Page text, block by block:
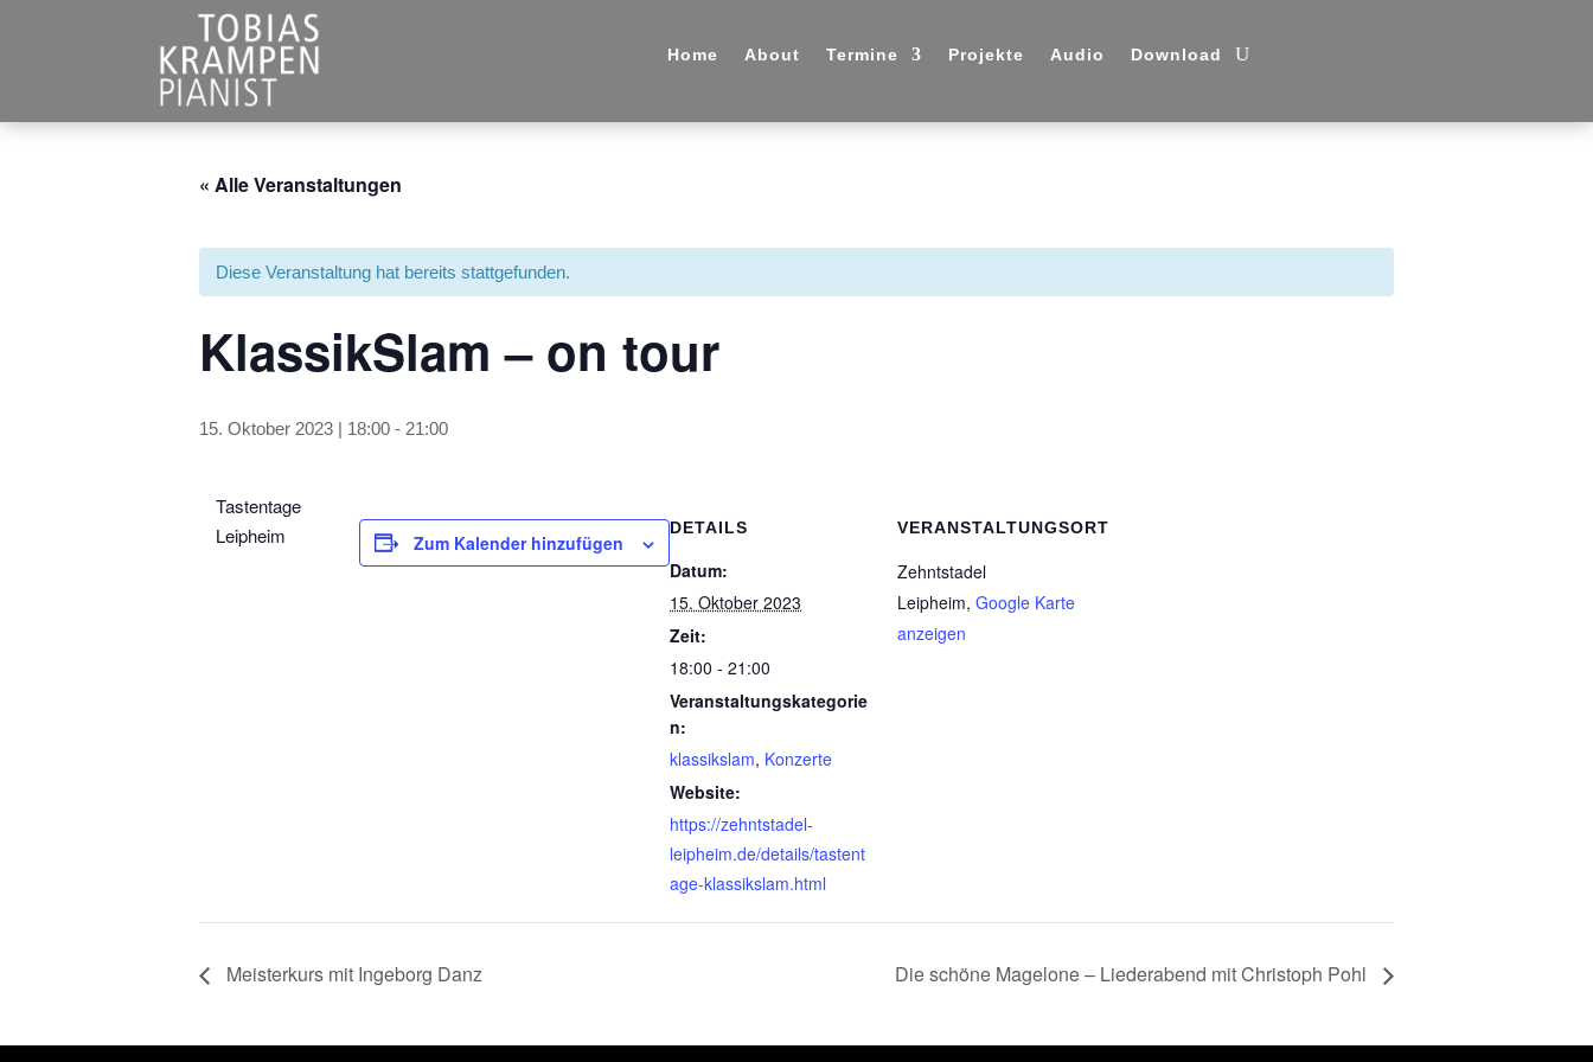
Home About Termine Projekte Audio Download
« Alle Veranstaltungen
Diese Veranstaltung hat bereits stattgefunden.
KlassikSlam – on tour
15. Oktober 2023 | 18:00 - 21:00
Tastentage
Leipheim
Zum Kalender hinzufügen
DETAILS
Datum:
15. Oktober 2023
Zeit:
18:00 - 21:00
Veranstaltungskategorie
n:
klassikslam, Konzerte
Website:
https://zehntstadel-
leipheim.de/details/tastent
age-klassikslam.html
VERANSTALTUNGSORT
Zehntstadel
Leipheim, Google Karte
anzeigen
Meisterkurs mit Ingeborg Danz Die schöne Magelone – Liederabend mit Christoph Pohl